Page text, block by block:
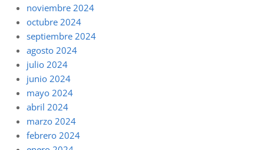
noviembre 2024
octubre 2024
septiembre 2024
agosto 2024
julio 2024
junio 2024
mayo 2024
abril 2024
marzo 2024
febrero 2024